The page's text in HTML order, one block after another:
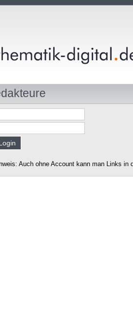
Auch ohne Account kann man Links in